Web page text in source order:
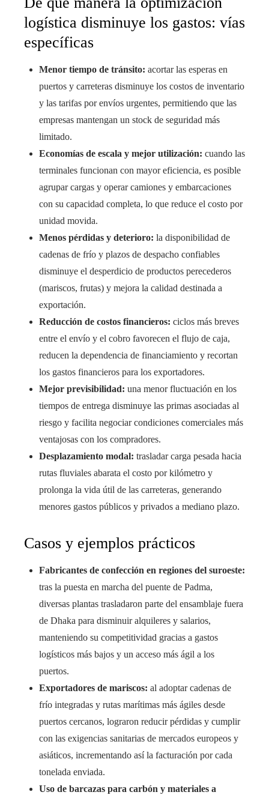
logística disminuye los gastos: vías
específicas
Menor tiempo de tránsito: acortar las esperas en
puertos y carreteras disminuye los costos de inventario
y las tarifas por envíos urgentes, permitiendo que las
empresas mantengan un stock de seguridad más
limitado.
Economías de escala y mejor utilización: cuando las
terminales funcionan con mayor eficiencia, es posible
agrupar cargas y operar camiones y embarcaciones
con su capacidad completa, lo que reduce el costo por
unidad movida.
Menos pérdidas y deterioro: la disponibilidad de
cadenas de frío y plazos de despacho confiables
disminuye el desperdicio de productos perecederos
(mariscos, frutas) y mejora la calidad destinada a
exportación.
Reducción de costos financieros: ciclos más breves
entre el envío y el cobro favorecen el flujo de caja,
reducen la dependencia de financiamiento y recortan
los gastos financieros para los exportadores.
Mejor previsibilidad: una menor fluctuación en los
tiempos de entrega disminuye las primas asociadas al
riesgo y facilita negociar condiciones comerciales más
ventajosas con los compradores.
Desplazamiento modal: trasladar carga pesada hacia
rutas fluviales abarata el costo por kilómetro y
prolonga la vida útil de las carreteras, generando
menores gastos públicos y privados a mediano plazo.
Casos y ejemplos prácticos
Fabricantes de confección en regiones del suroeste:
tras la puesta en marcha del puente de Padma,
diversas plantas trasladaron parte del ensamblaje fuera
de Dhaka para disminuir alquileres y salarios,
manteniendo su competitividad gracias a gastos
logísticos más bajos y un acceso más ágil a los
puertos.
Exportadores de mariscos: al adoptar cadenas de
frío integradas y rutas marítimas más ágiles desde
puertos cercanos, lograron reducir pérdidas y cumplir
con las exigencias sanitarias de mercados europeos y
asiáticos, incrementando así la facturación por cada
tonelada enviada.
Uso de barcazas para carbón y materiales a